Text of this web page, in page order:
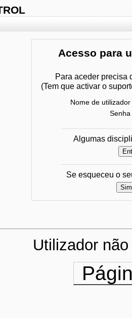
Acesso para
Para aceder precisa
(Tem que activar o
Nome de utilizador
Senha
Algumas
Se esqueceu o
Utilizador